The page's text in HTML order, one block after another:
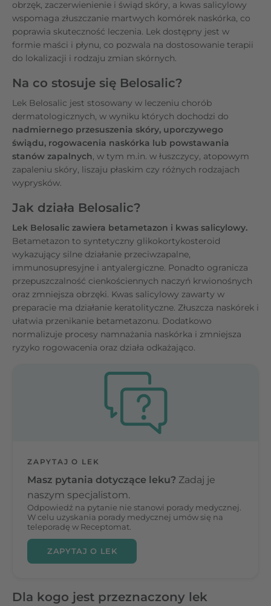
obrzęk, zaczerwienienie i świąd skóry, a kwas salicylowy
wspomaga złuszczanie martwych komórek naskórka, co
poprawia skuteczność leczenia. Lek dostępny jest w
formie maści i płynu, co pozwala na dostosowanie terapii
do lokalizacji i rodzaju zmian skórnych.
Na co stosuje się Belosalic?
Lek Belosalic jest stosowany w leczeniu chorób
dermatologicznych, w wyniku których dochodzi do
nadmiernego przesuszenia skóry, uporczywego
świądu, rogowacenia naskórka lub powstawania
stanów zapalnych, w tym m.in. w łuszczycy, atopowym
zapaleniu skóry, liszaju płaskim czy różnych rodzajach
wyprysków.
Jak działa Belosalic?
Lek Belosalic zawiera betametazon i kwas salicylowy.
Betametazon to syntetyczny glikokortykosteroid
wykazujący silne działanie przeciwzapalne,
immunosupresyjne i antyalergiczne. Ponadto ogranicza
przepuszczalność cienkościennych naczyń krwionośnych
oraz zmniejsza obrzęki. Kwas salicylowy zawarty w
preparacie ma działanie keratolityczne. Złuszcza naskórek i
ułatwia przenikanie betametazonu. Dodatkowo
normalizuje procesy namnażania naskórka i zmniejsza
ryzyko rogowacenia oraz działa odkażająco.
ZAPYTAJ O LEK
Masz pytania dotyczące leku? Zadaj je
naszym specjalistom.
Odpowiedź na pytanie nie stanowi porady medycznej.
W celu uzyskania porady medycznej umów się na
teleporadę w Receptomat.
ZAPYTAJ O LEK
Dla kogo jest przeznaczony lek